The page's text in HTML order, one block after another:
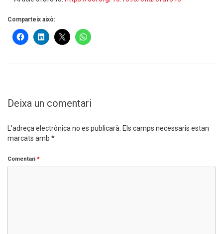
Comparteix això:
Deixa un comentari
L'adreça electrònica no es publicarà. Els camps necessaris estan
marcats amb *
Comentari *